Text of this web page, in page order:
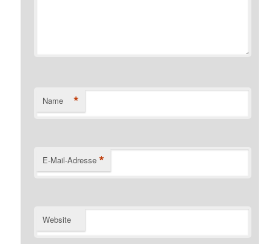
Name *
E-Mail-Adresse *
Website